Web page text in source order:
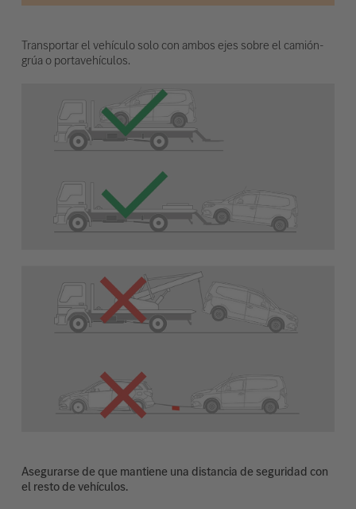
Transportar el vehículo solo con ambos ejes sobre el camión-
grúa o portavehículos.
Asegurarse de que mantiene una distancia de seguridad con
el resto de vehículos.